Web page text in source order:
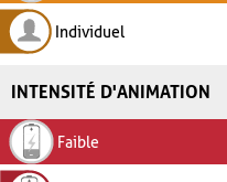
Individuel
INTENSITÉ D'ANIMATION
Faible